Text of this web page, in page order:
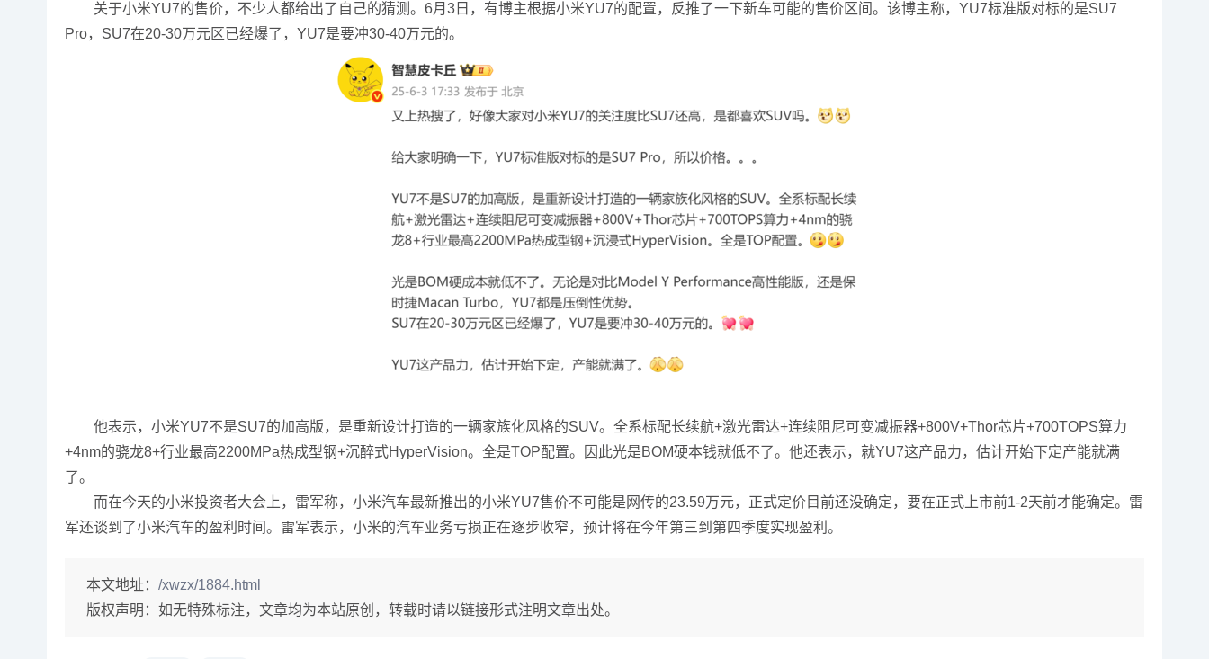
关于小米YU7的售价，不少人都给出了自己的猜测。6月3日，有博主根据小米YU7的配置，反推了一下新车可能的售价区间。该博主称，YU7标准版对标的是SU7
Pro，SU7在20-30万元区已经爆了，YU7是要冲30-40万元的。
他表示，小米YU7不是SU7的加高版，是重新设计打造的一辆家族化风格的SUV。全系标配长续航+激光雷达+连续阻尼可变减振器+800V+Thor芯片+700TOPS算力
+4nm的骁龙8+行业最高2200MPa热成型钢+沉醉式HyperVision。全是TOP配置。因此光是BOM硬本钱就低不了。他还表示，就YU7这产品力，估计开始下定产能就满
了。
而在今天的小米投资者大会上，雷军称，小米汽车最新推出的小米YU7售价不可能是网传的23.59万元，正式定价目前还没确定，要在正式上市前1-2天前才能确定。雷
军还谈到了小米汽车的盈利时间。雷军表示，小米的汽车业务亏损正在逐步收窄，预计将在今年第三到第四季度实现盈利。
本文地址： /xwzx/1884.html
版权声明： 如无特殊标注，文章均为本站原创，转载时请以链接形式注明文章出处。